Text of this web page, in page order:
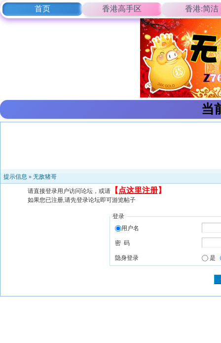
首页 香港高手区 香港:简洁
当
提示信息 » 无敌猪哥
请直接登录用户访问论坛，或请 【 点这里注册】
如果您已注册,请先登录论坛即可游览帖子
登录
用户名
密 码
隐身登录 是